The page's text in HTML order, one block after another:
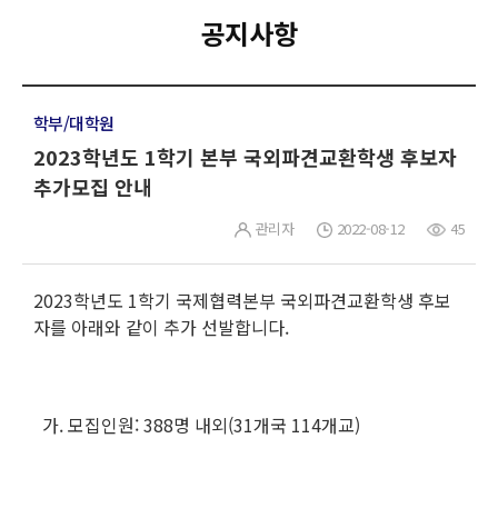
공지사항
학부/대학원
2023학년도 1학기 본부 국외파견교환학생 후보자
추가모집 안내
관리자 2022-08-12 45
2023학년도 1학기 국제협력본부 국외파견교환학생 후보
자를 아래와 같이 추가 선발합니다.
가. 모집인원: 388명 내외(31개국 114개교)